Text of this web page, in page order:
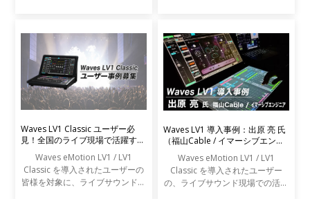
Waves LV1 Classic ユーザー必
見！全国のライブ現場で活躍する
Waves eMotion LV1 / LV1
Classic を導入されたユーザーの
皆様を対象に、ライブサウンドの
Waves LV1 導入事例：出原 亮 氏
（福山Cable / イマーシブエンジ
Waves eMotion LV1 / LV1
Classic を導入されたユーザー
の、ライブサウンド現場での活用